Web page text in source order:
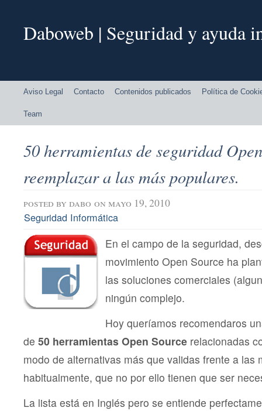
Daboweb | Seguridad y ayuda
Aviso Legal Contacto Contenidos publicados Política de
Team
50 herramientas de seguridad
reemplazar a las más populares.
posted by dabo on mayo 19, 2010
Seguridad Informática
En el campo de la seguridad,
movimiento Open Source ha
las soluciones comerciales
ningún complejo.
Hoy queríamos recomendaros
de 50 herramientas Open Source relacionadas
modo de alternativas más que validas frente a las
habitualmente, que no por ello tienen que ser
La lista está en Inglés pero se entiende